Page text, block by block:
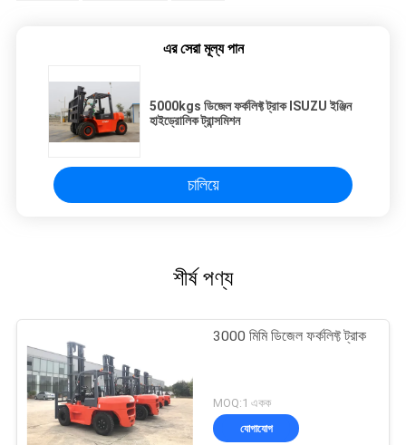
এর সেরা মূল্য পান
5000kgs ডিজেল ফর্কলিফ্ট ট্রাক ISUZU ইঞ্জিন
হাইড্রোলিক ট্রান্সমিশন
চালিয়ে
শীর্ষ পণ্য
3000 মিমি ডিজেল ফর্কলিফ্ট ট্রাক
MOQ:1 একক
যোগাযোগ